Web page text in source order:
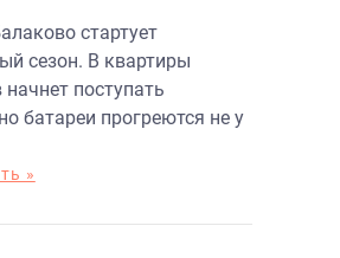
стартует
сезон. В квартиры
поступать
батареи прогреются не у
»